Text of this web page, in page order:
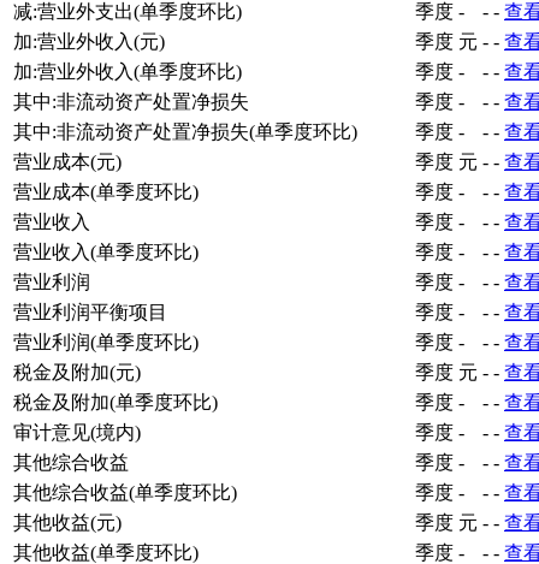
减:营业外支出(单季度环比) 季度 - - - 查
加:营业外收入(元)
季度 元 - - 查
加:营业外收入(单季度环比)
季度 - - - 查
其中:非流动资产处置净损失
季度 - - - 查
其中:非流动资产处置净损失(单季度环比)
季度 - - - 查
营业成本(元)
季度 元 - - 查
营业成本(单季度环比)
季度 - - - 查
营业收入
季度 - - - 查
营业收入(单季度环比)
季度 - - - 查
营业利润
季度 - - - 查
营业利润平衡项目
季度 - - - 查
营业利润(单季度环比)
季度 - - - 查
税金及附加(元)
季度 元 - - 查
税金及附加(单季度环比)
季度 - - - 查
审计意见(境内)
季度 - - - 查
其他综合收益
季度 - - - 查
其他综合收益(单季度环比)
季度 - - - 查
其他收益(元)
季度 元 - - 查
其他收益(单季度环比)
季度 - - - 查